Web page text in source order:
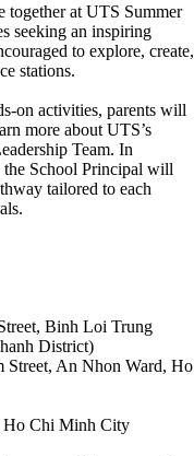
together at UTS Summer
seeking an inspiring
to explore, create,
stations.
on activities, parents will
more about UTS’s
Team. In
the School Principal will
tailored to each
Binh Loi Trung
District)
Street, An Nhon Ward, Ho
Ho Chi Minh City